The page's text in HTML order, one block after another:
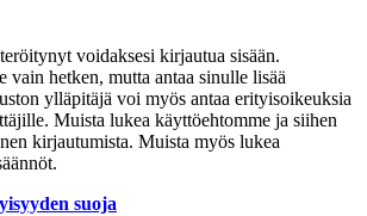
voidaksesi kirjautua sisään.
vain hetken, mutta antaa sinulle lisää
ylläpitäjä voi myös antaa erityisoikeuksia
Muista lukea käyttöehtomme ja siihen
kirjautumista. Muista myös lukea
suoja